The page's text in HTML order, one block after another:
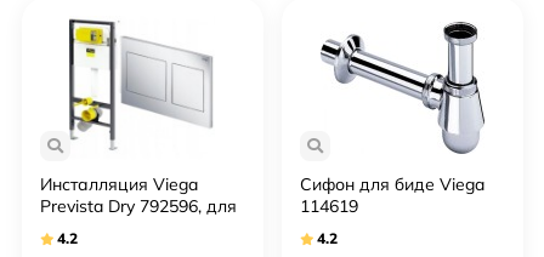
Инсталляция Viega
Prevista Dry 792596, для
клавишей смыва Visign
4.2
Сифон для биде Viega
114619
4.2